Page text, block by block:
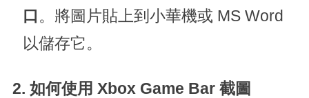
口 。將圖片貼上到小華機或 MS Word
以儲存它。
2. 如何使用 Xbox Game Bar 截圖